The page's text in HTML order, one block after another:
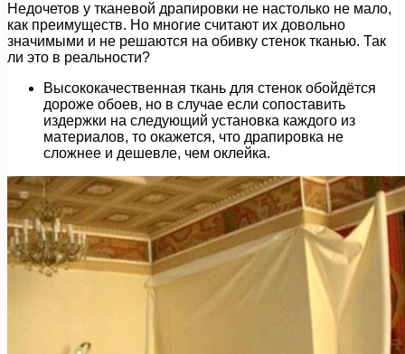
Недочетов у тканевой драпировки не настолько не мало,
как преимуществ. Но многие считают их довольно
значимыми и не решаются на обивку стенок тканью. Так
ли это в реальности?
Высококачественная ткань для стенок обойдётся
дороже обоев, но в случае если сопоставить
издержки на следующий установка каждого из
материалов, то окажется, что драпировка не
сложнее и дешевле, чем оклейка.